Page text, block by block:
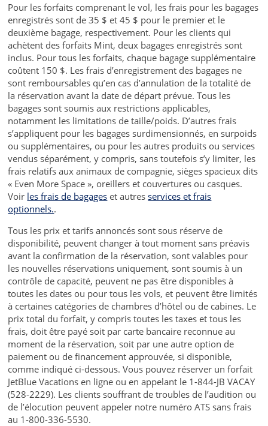
Pour les forfaits comprenant le vol, les frais pour les bagages
enregistrés sont de 35 $ et 45 $ pour le premier et le
deuxième bagage, respectivement. Pour les clients qui
achètent des forfaits Mint, deux bagages enregistrés sont
inclus. Pour tous les forfaits, chaque bagage supplémentaire
coûtent 150 $. Les frais d’enregistrement des bagages ne
sont remboursables qu’en cas d’annulation de la totalité de
la réservation avant la date de départ prévue. Tous les
bagages sont soumis aux restrictions applicables,
notamment les limitations de taille/poids. D’autres frais
s’appliquent pour les bagages surdimensionnés, en surpoids
ou supplémentaires, ou pour les autres produits ou services
vendus séparément, y compris, sans toutefois s’y limiter, les
frais relatifs aux animaux de compagnie, sièges spacieux dits
« Even More Space », oreillers et couvertures ou casques.
Voir les frais de bagages et autresservices et frais
optionnels..
Tous les prix et tarifs annoncés sont sous réserve de
disponibilité, peuvent changer à tout moment sans préavis
avant la confirmation de la réservation, sont valables pour
les nouvelles réservations uniquement, sont soumis à un
contrôle de capacité, peuvent ne pas être disponibles à
toutes les dates ou pour tous les vols, et peuvent être limités
à certaines catégories de chambres d’hôtel ou de cabines. Le
prix total du forfait, y compris toutes les taxes et tous les
frais, doit être payé soit par carte bancaire reconnue au
moment de la réservation, soit par une autre option de
paiement ou de financement approuvée, si disponible,
comme indiqué ci-dessous. Vous pouvez réserver un forfait
JetBlue Vacations en ligne ou en appelant le 1-844-JB VACAY
(528-2229). Les clients souffrant de troubles de l’audition ou
de l’élocution peuvent appeler notre numéro ATS sans frais
au 1-800-336-5530.